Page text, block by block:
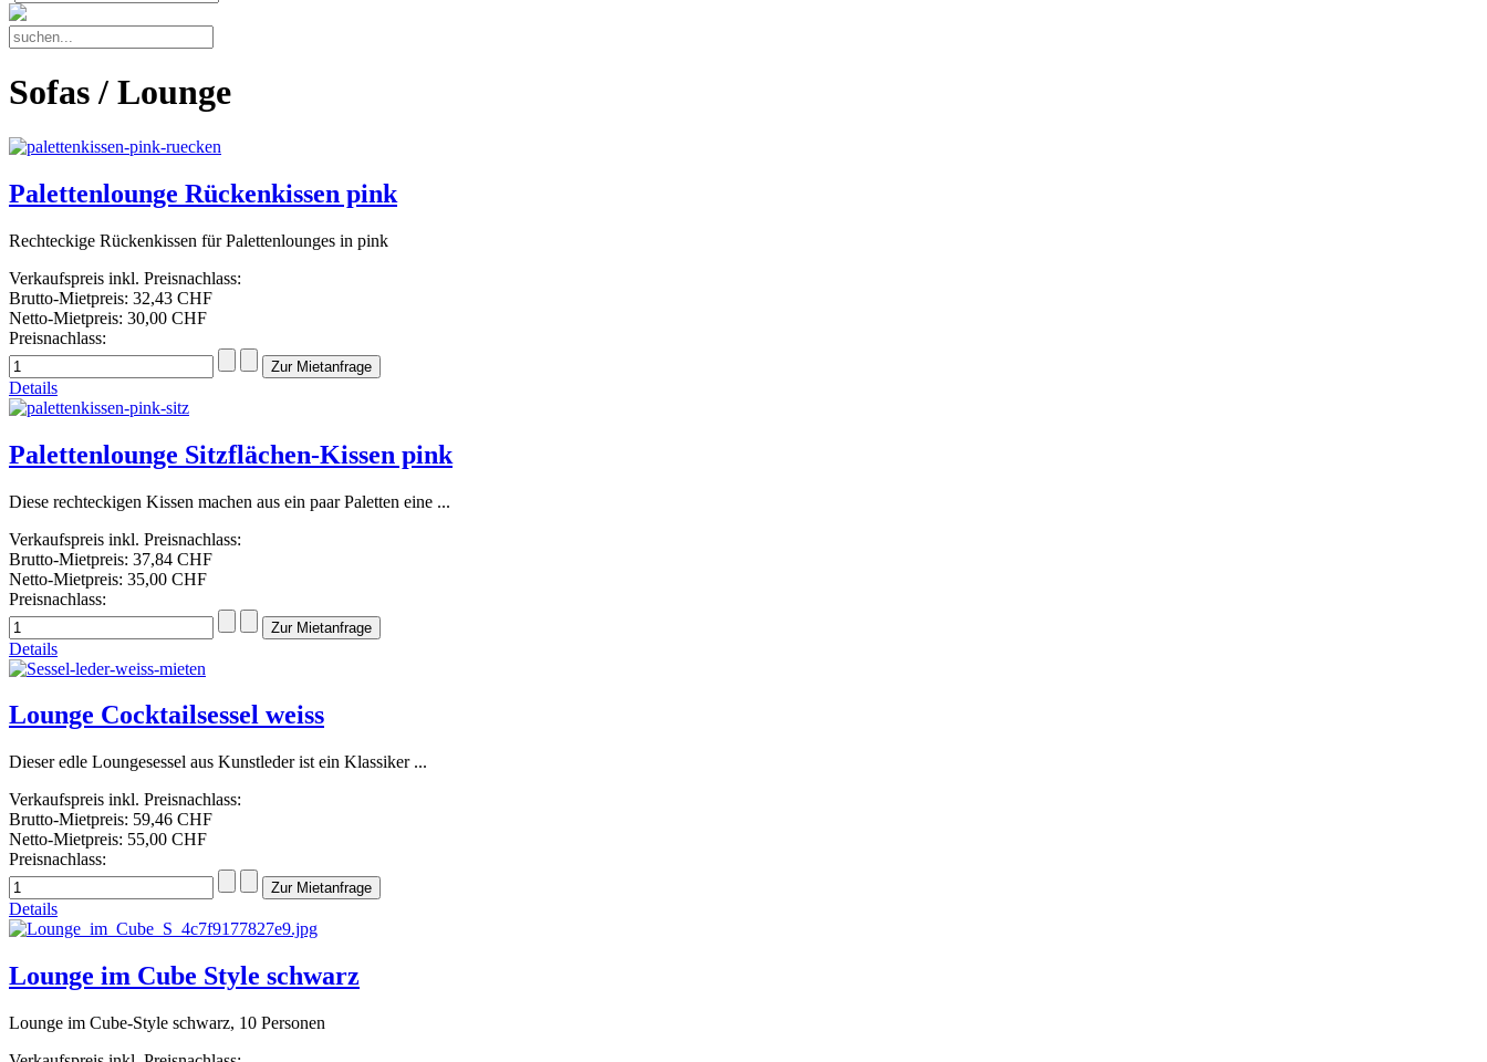
Sofas / Lounge
Palettenlounge Rückenkissen pink
Rechteckige Rückenkissen für Palettenlounges in pink
Verkaufspreis inkl. Preisnachlass:
Brutto-Mietpreis: 32,43 CHF
Netto-Mietpreis: 30,00 CHF
Preisnachlass:
Details
Palettenlounge Sitzflächen-Kissen pink
Diese rechteckigen Kissen machen aus ein paar Paletten eine ...
Verkaufspreis inkl. Preisnachlass:
Brutto-Mietpreis: 37,84 CHF
Netto-Mietpreis: 35,00 CHF
Preisnachlass:
Details
Lounge Cocktailsessel weiss
Dieser edle Loungesessel aus Kunstleder ist ein Klassiker ...
Verkaufspreis inkl. Preisnachlass:
Brutto-Mietpreis: 59,46 CHF
Netto-Mietpreis: 55,00 CHF
Preisnachlass:
Details
Lounge im Cube Style schwarz
Lounge im Cube-Style schwarz, 10 Personen